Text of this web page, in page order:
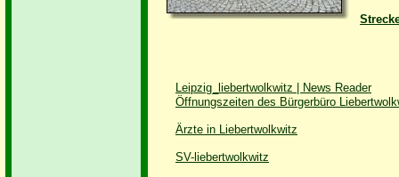
Leipzig_liebertwolkwitz | News Reader
Öffnungszeiten des Bürgerbüro
Ärzte in Liebertwolkwitz
SV-liebertwolkwitz